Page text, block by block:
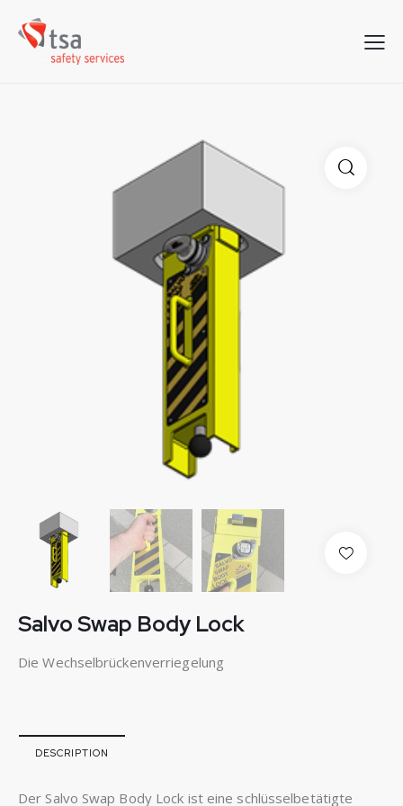
Salvo Swap Body Lock
Die Wechselbrückenverriegelung
DESCRIPTION
Der Salvo Swap Body Lock ist eine schlüsselbetätigte